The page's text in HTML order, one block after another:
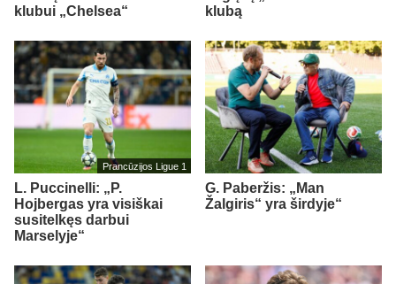
klubui „Chelsea“
klubą
Prancūzijos Ligue 1
L. Puccinelli: „P.
Hojbergas yra visiškai
susitelkęs darbui
Marselyje“
G. Paberžis: „Man
Žalgiris“ yra širdyje“